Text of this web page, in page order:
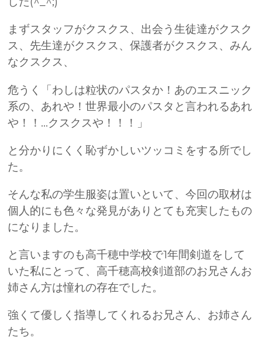
まずスタッフがクスクス、出会う生徒達がクスク
ス、先生達がクスクス、保護者がクスクス、みん
なクスクス、
危うく「わしは粒状のパスタか！あのエスニック
系の、あれや！世界最小のパスタと言われるあれ
や！！…クスクスや！！！」
と分かりにくく恥ずかしいツッコミをする所でし
た。
そんな私の学生服姿は置いといて、今回の取材は
個人的にも色々な発見がありとても充実したもの
になりました。
と言いますのも高千穂中学校で1年間剣道をして
いた私にとって、高千穂高校剣道部のお兄さんお
姉さん方は憧れの存在でした。
強くて優しく指導してくれるお兄さん、お姉さん
たち。